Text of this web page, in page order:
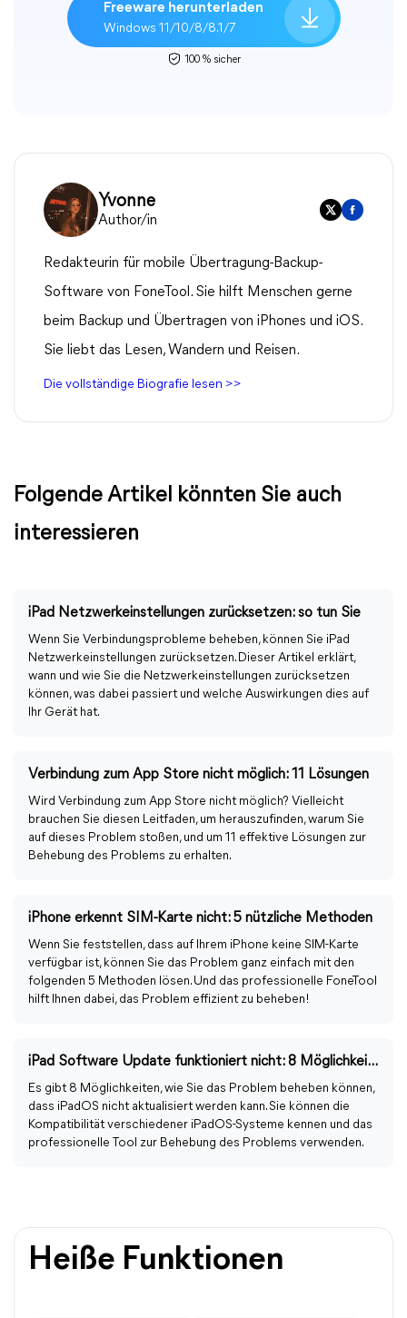
Freeware herunterladen
Windows 11/10/8/8.1/7
100 % sicher
Yvonne
Author/in
Redakteurin für mobile Übertragung-Backup-
Software von FoneTool. Sie hilft Menschen gerne
beim Backup und Übertragen von iPhones und iOS.
Sie liebt das Lesen, Wandern und Reisen.
Die vollständige Biografie lesen >>
Folgende Artikel könnten Sie auch
interessieren
iPad Netzwerkeinstellungen zurücksetzen: so tun Sie
Wenn Sie Verbindungsprobleme beheben, können Sie iPad
Netzwerkeinstellungen zurücksetzen. Dieser Artikel erklärt,
wann und wie Sie die Netzwerkeinstellungen zurücksetzen
können, was dabei passiert und welche Auswirkungen dies auf
Ihr Gerät hat.
Verbindung zum App Store nicht möglich: 11 Lösungen
Wird Verbindung zum App Store nicht möglich? Vielleicht
brauchen Sie diesen Leitfaden, um herauszufinden, warum Sie
auf dieses Problem stoßen, und um 11 effektive Lösungen zur
Behebung des Problems zu erhalten.
iPhone erkennt SIM-Karte nicht: 5 nützliche Methoden
Wenn Sie feststellen, dass auf Ihrem iPhone keine SIM-Karte
verfügbar ist, können Sie das Problem ganz einfach mit den
folgenden 5 Methoden lösen. Und das professionelle FoneTool
hilft Ihnen dabei, das Problem effizient zu beheben!
iPad Software Update funktioniert nicht: 8 Möglichkeiten
Es gibt 8 Möglichkeiten, wie Sie das Problem beheben können,
dass iPadOS nicht aktualisiert werden kann. Sie können die
Kompatibilität verschiedener iPadOS-Systeme kennen und das
professionelle Tool zur Behebung des Problems verwenden.
Heiße Funktionen